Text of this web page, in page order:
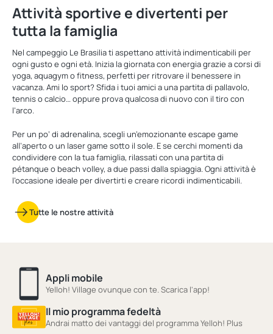
Attività sportive e divertenti per
tutta la famiglia
Nel campeggio Le Brasilia ti aspettano attività indimenticabili per
ogni gusto e ogni età. Inizia la giornata con energia grazie a corsi di
yoga, aquagym o fitness, perfetti per ritrovare il benessere in
vacanza. Ami lo sport? Sfida i tuoi amici a una partita di pallavolo,
tennis o calcio… oppure prova qualcosa di nuovo con il tiro con
l’arco.
Per un po’ di adrenalina, scegli un’emozionante escape game
all’aperto o un laser game sotto il sole. E se cerchi momenti da
condividere con la tua famiglia, rilassati con una partita di
pétanque o beach volley, a due passi dalla spiaggia. Ogni attività è
l’occasione ideale per divertirti e creare ricordi indimenticabili.
Tutte le nostre attività
Appli mobile
Yelloh! Village ovunque con te. Scarica l'app!
Il mio programma fedeltà
Andrai matto dei vantaggi del programma Yelloh! Plus